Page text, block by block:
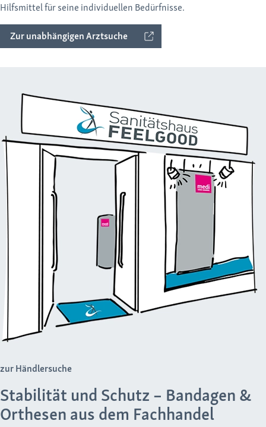
Hilfsmittel für seine individuellen Bedürfnisse.
Zur unabhängigen Arztsuche
zur Händlersuche
Stabilität und Schutz – Bandagen &
Orthesen aus dem Fachhandel